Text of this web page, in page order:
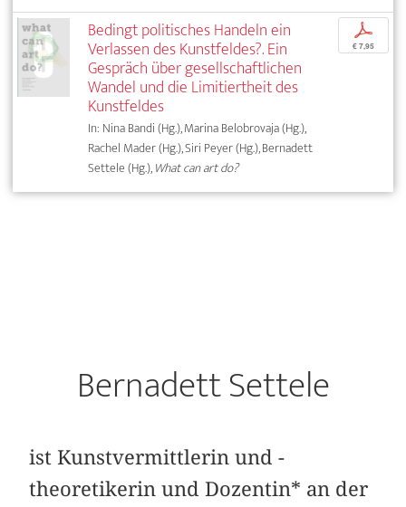
Bedingt politisches Handeln ein
Verlassen des Kunstfeldes?. Ein
Gespräch über gesellschaftlichen
Wandel und die Limitiertheit des
Kunstfeldes
In: Nina Bandi (Hg.), Marina Belobrovaja (Hg.),
Rachel Mader (Hg.), Siri Peyer (Hg.), Bernadett
Settele (Hg.),What can art do?
p
€ 7,95
Bernadett Settele
ist Kunstvermittlerin und -
theoretikerin und Dozentin* an der